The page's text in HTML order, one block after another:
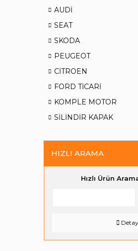
AUDİ
SEAT
SKODA
PEUGEOT
CİTROEN
FORD TİCARİ
KOMPLE MOTOR
SİLİNDİR KAPAK
HIZLI ARAMA
Hızlı Ürün